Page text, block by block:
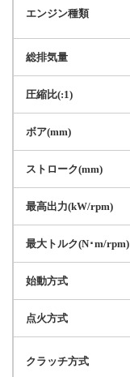
エンジン種類
総排気量
圧縮比(:1)
ボア(mm)
ストローク(mm)
最高出力(kW/rpm)
最大トルク(N･m/rpm)
始動方式
点火方式
クラッチ方式